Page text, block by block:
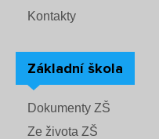
Knihovna
O škole
Úřední vývěska
Kontakty
Základní škola
Dokumenty ZŠ
Ze života ZŠ